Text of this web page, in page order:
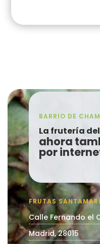
BARRIO DE
La frutería
ahora
por
FRUTAS
Calle Fernando el
Madrid, 28015